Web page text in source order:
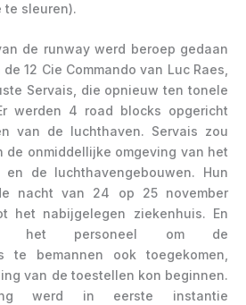
te sleuren).
de runway werd beroep gedaan
12 Cie Commando van Luc Raes,
Servais, die opnieuw ten tonele
werden 4 road blocks opgericht
van de luchthaven. Servais zou
de onmiddellijke omgeving van het
en de luchthavengebouwen. Hun
nacht van 24 op 25 november
het nabijgelegen ziekenhuis. En
het personeel om de
te bemannen ook toegekomen,
van de toestellen kon beginnen.
werd in eerste instantie